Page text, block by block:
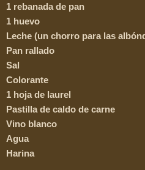
1 rebanada de pan
1 huevo
Leche (un chorro para las
Pan rallado
Sal
Colorante
1 hoja de laurel
Pastilla de caldo de carne
Vino blanco
Agua
Harina